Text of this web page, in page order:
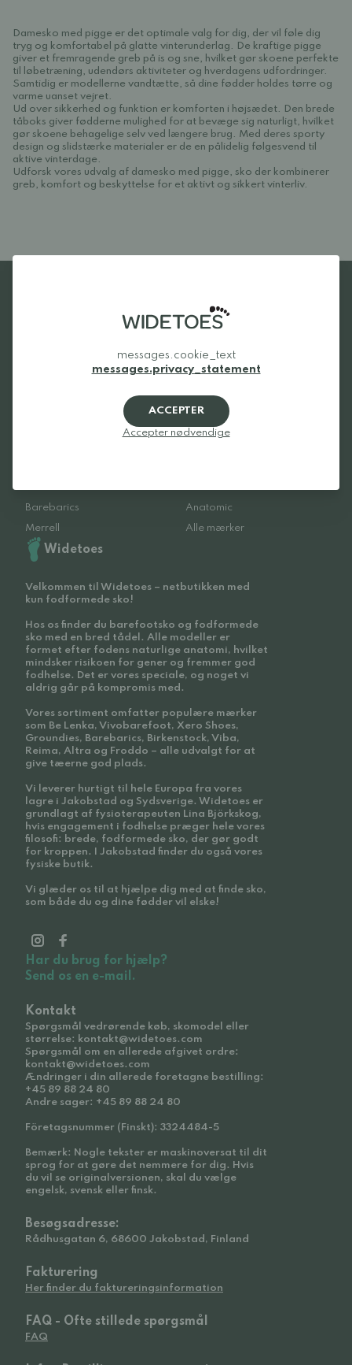
Damesko med pigge er det optimale valg for dig, der vil føle dig
tryg og komfortabel på glatte vinterunderlag. De kraftige pigge
giver et fremragende greb på is og sne, hvilket gør skoene perfekte
til løbetræning, udendørs aktiviteter og hverdagens udfordringer.
Samtidig er modellerne vandtætte, så dine fødder holdes tørre og
varme uanset vejret.
Ud over sikkerhed og funktion er komforten i højsædet. Den brede
tåboks giver fødderne mulighed for at bevæge sig naturligt, hvilket
gør skoene behagelige selv ved længere brug. Med deres sporty
design og slidstærke materialer er de en pålidelig følgesvend til
aktive vinterdage.
Udforsk vores udvalg af damesko med pigge, sko der kombinerer
greb, komfort og beskyttelse for et aktivt og sikkert vinterliv.
Beda
Bungaard
Barebarics
Anatomic
Merrell
Alle mærker
Widetoes
Velkommen til Widetoes – netbutikken med
kun fodformede sko!
Hos os finder du barefootsko og fodformede
sko med en bred tådel. Alle modeller er
formet efter fodens naturlige anatomi, hvilket
mindsker risikoen for gener og fremmer god
fodhelse. Det er vores speciale, og noget vi
aldrig går på kompromis med.
Vores sortiment omfatter populære mærker
som Be Lenka, Vivobarefoot, Xero Shoes,
Groundies, Barebarics, Birkenstock, Viba,
Reima, Altra og Froddo – alle udvalgt for at
give tæerne god plads.
Vi leverer hurtigt til hele Europa fra vores
lagre i Jakobstad og Sydsverige. Widetoes er
grundlagt af fysioterapeuten Lina Björkskog,
hvis engagement i fodhelse præger hele vores
filosofi: brede, fodformede sko, der gør godt
for kroppen. I Jakobstad finder du også vores
fysiske butik.
Vi glæder os til at hjælpe dig med at finde sko,
som både du og dine fødder vil elske!
Har du brug for hjælp?
Send os en e-mail.
Kontakt
Spørgsmål vedrørende køb, skomodel eller
størrelse: kontakt@widetoes.com
Spørgsmål om en allerede afgivet ordre:
kontakt@widetoes.com
Ændringer i din allerede foretagne bestilling:
+45 89 88 24 80
Andre sager: +45 89 88 24 80
Företagsnummer (Finskt): 3324484-5
Bemærk: Nogle tekster er maskinoversat til dit
sprog for at gøre det nemmere for dig. Hvis
du vil se originalversionen, skal du vælge
engelsk, svensk eller finsk.
Besøgsadresse:
Rådhusgatan 6, 68600 Jakobstad, Finland
Fakturering
Her finder du faktureringsinformation
FAQ - Ofte stillede spørgsmål
FAQ
messages.cookie_text
messages.privacy_statement
ACCEPTER
Accepter nødvendige